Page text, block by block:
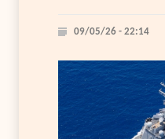
09/05/26 - 22:14